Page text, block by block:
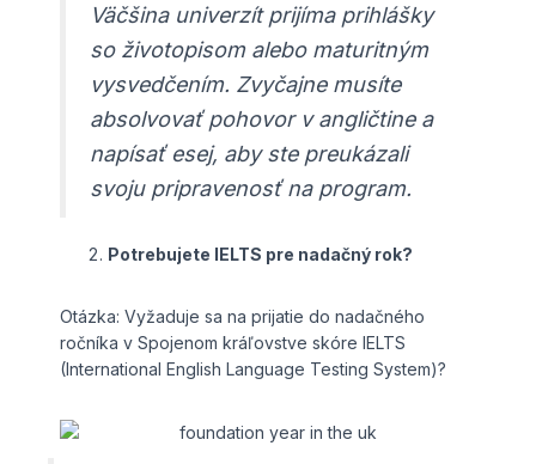
Väčšina univerzít prijíma prihlášky
so životopisom alebo maturitným
vysvedčením. Zvyčajne musíte
absolvovať pohovor v angličtine a
napísať esej, aby ste preukázali
svoju pripravenosť na program.
Potrebujete IELTS pre nadačný rok?
Otázka: Vyžaduje sa na prijatie do nadačného
ročníka v Spojenom kráľovstve skóre IELTS
(International English Language Testing System)?